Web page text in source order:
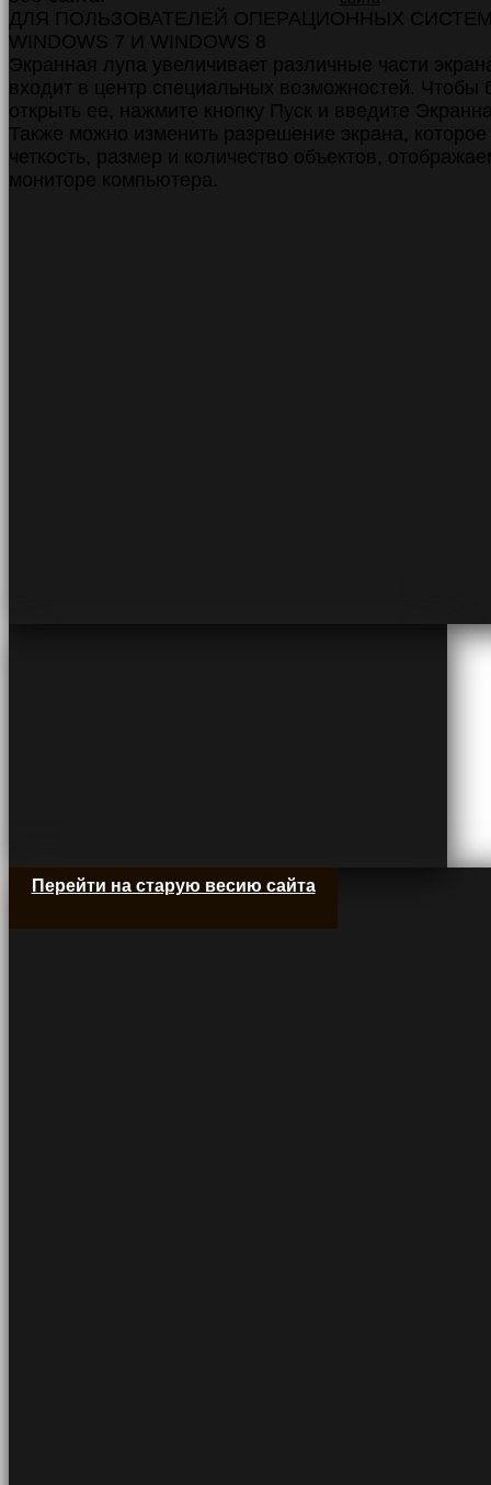
ДЛЯ ПОЛЬЗОВАТЕЛЕЙ ОПЕРАЦИОННЫХ
WINDOWS 7 И WINDOWS 8
Экранная лупа увеличивает различные части
входит в центр специальных возможностей. Чтобы
открыть ее, нажмите кнопку Пуск и введите
Также можно изменить разрешение экрана,
четкость, размер и количество объектов,
мониторе компьютера.
Перейти на старую весию сайта